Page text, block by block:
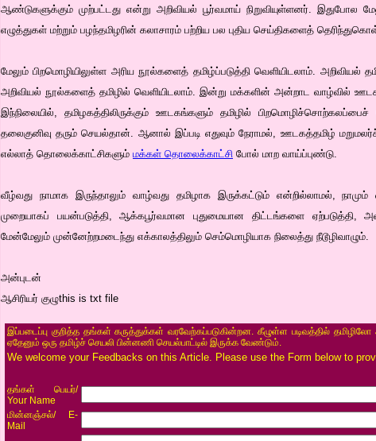
ஆண்டுகளுக்கும் முற்பட்டது என்று அறிவியல் பூர்வமாய் நிறுவியுள்ளனர்.
எழுத்துகள் மற்றும் பழந்தமிழரின் கலாசாரம் பற்றிய பல புதிய செய்திகளைத்
மேலும் பிறமொழியிலுள்ள அரிய நூல்களைத் தமிழ்ப்படுத்தி வெளியிடலாம். அறிவியல்
அறிவியல் நூல்களைத் தமிழில் வெளியிடலாம். இன்று மக்களின் அன்றாட வாழ்வில்
இந்நிலையில், தமிழகத்திலிருக்கும் ஊடகங்களும் தமிழில்
தலைகுனிவு தரும் செயல்தான். ஆனால் இப்படி எதுவும் நேராமல், ஊடகத்தமிழ்
எல்லாத் தொலைக்காட்சிகளும் மக்கள் தொலைக்காட்சி போல் மாற வாய்ப்புண்டு.
வீழ்வது நாமாக இருந்தாலும் வாழ்வது தமிழாக இருக்கட்டும் என்றில்லாமல்,
முறையாகப் பயன்படுத்தி, ஆக்கபூர்வமான புதுமையான திட்டங்களை ஏற்படுத்தி,
மேன்மேலும் முன்னேற்றமடைந்து எக்காலத்திலும் செம்மொழியாக நிலைத்து நீடூழிவாழும்.
அன்புடன்
ஆசிரியர் குழுthis is txt file
இப்படைப்பு குறித்த தங்கள் கருத்துக்கள் வரவேற்கப்படுகின்றன. கீழுள்ள படிவத்தில்
ஏதேனும் ஒரு தமிழ்ச் செயலி பின்னணி செயல்பாட்டில் இருக்க வேண்டும்.
We welcome your Feedbacks on this Article. Please use the Form below to
தங்கள் பெயர்/
Your Name
மின்னஞ்சல்/ E-
Mail